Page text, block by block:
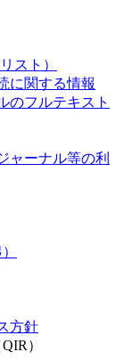
スト）
に関する情報
のフルテキスト
ャーナル等の利
方針
）